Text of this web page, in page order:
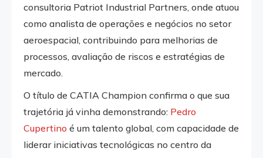
consultoria Patriot Industrial Partners, onde atuou
como analista de operações e negócios no setor
aeroespacial, contribuindo para melhorias de
processos, avaliação de riscos e estratégias de
mercado.
O título de CATIA Champion confirma o que sua
trajetória já vinha demonstrando: Pedro
Cupertino é um talento global, com capacidade de
liderar iniciativas tecnológicas no centro da